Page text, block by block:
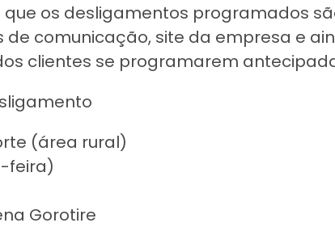
que os desligamentos programados
comunicação, site da empresa e
clientes se programarem
(área rural)
feira)
Gorotire